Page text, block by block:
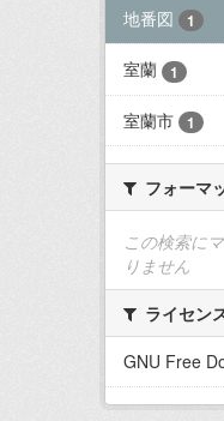
地番図 1
室蘭 1
室蘭市 1
フォーマ
この検索に
りません
ライセン
GNU Free